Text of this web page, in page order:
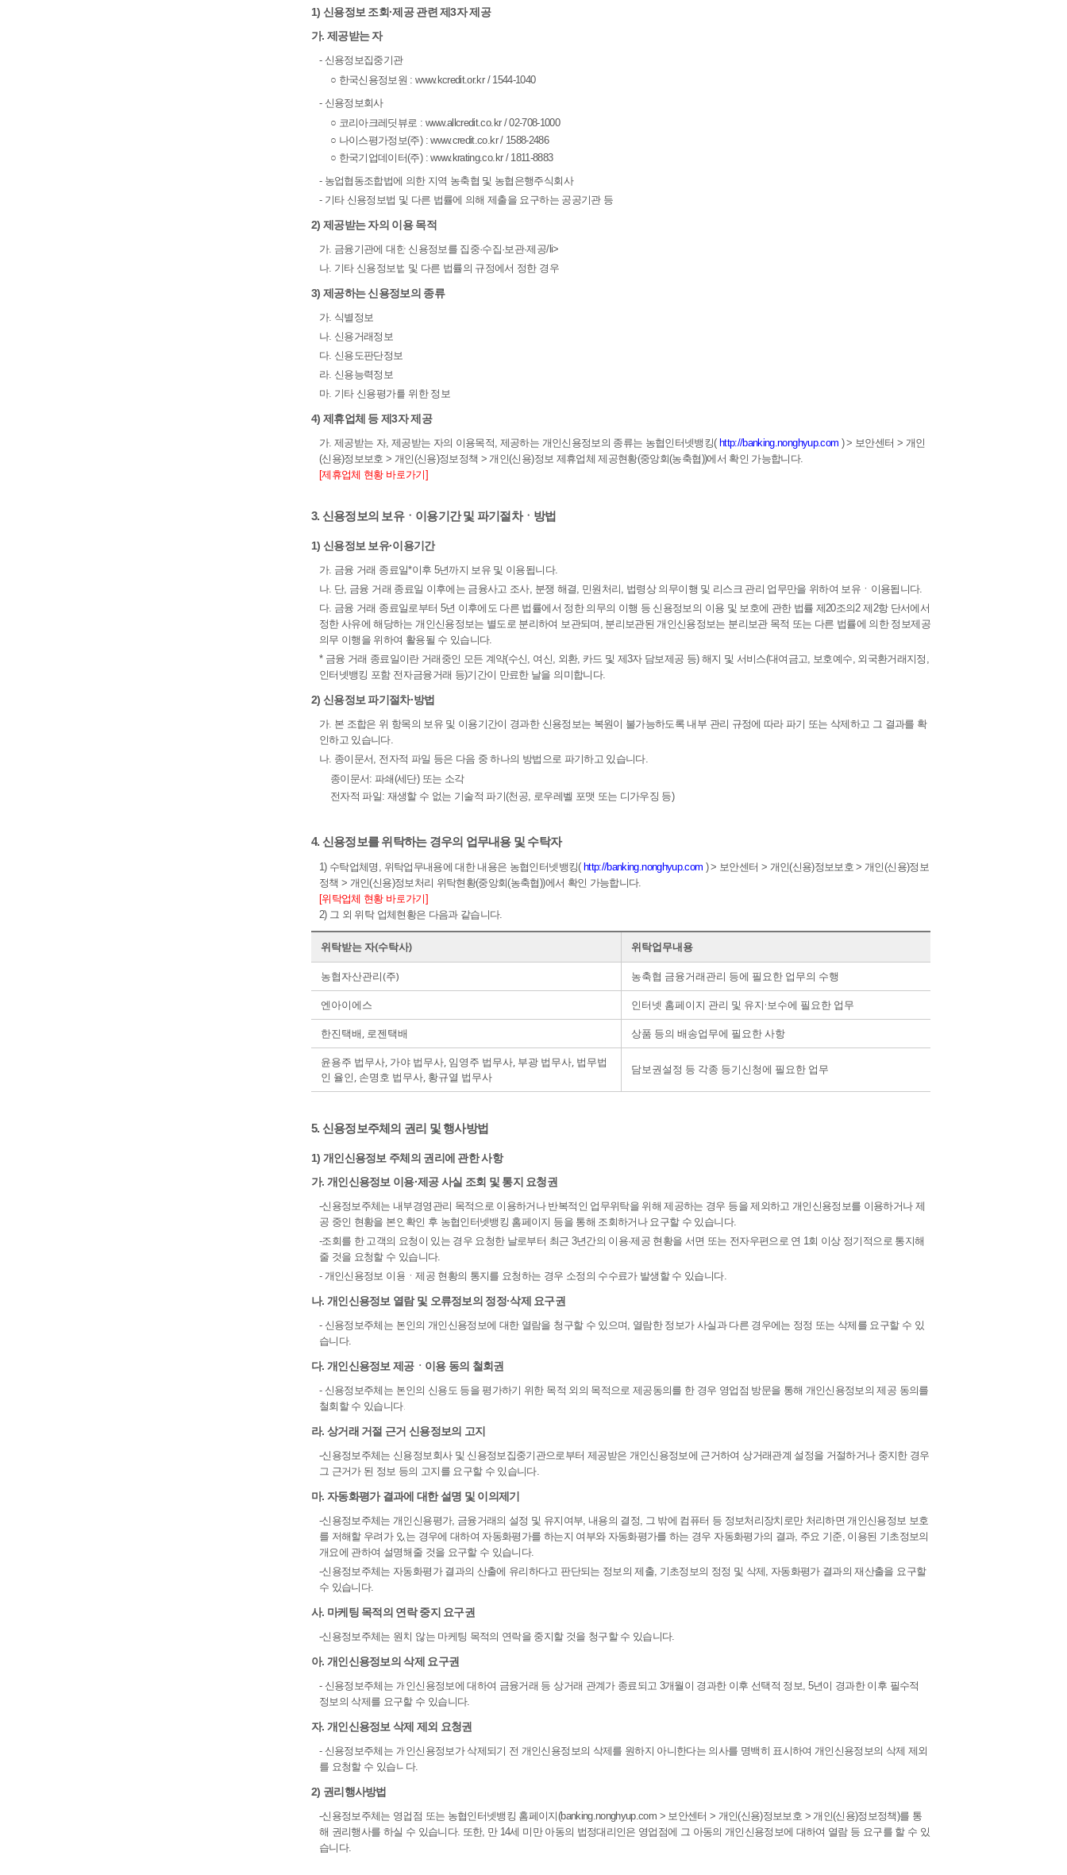
1) 신용정보 조회·제공 관련 제3자 제공
가. 제공받는 자
- 신용정보집중기관
○ 한국신용정보원 : www.kcredit.or.kr / 1544-1040
- 신용정보회사
○ 코리아크레딧뷰로 : www.allcredit.co.kr / 02-708-1000
○ 나이스평가정보(주) : www.credit.co.kr / 1588-2486
○ 한국기업데이터(주) : www.krating.co.kr / 1811-8883
- 농업협동조합법에 의한 지역 농축협 및 농협은행주식회사
- 기타 신용정보법 및 다른 법률에 의해 제출을 요구하는 공공기관 등
2) 제공받는 자의 이용 목적
가. 금융기관에 대한 신용정보를 집중·수집·보관·제공/li>
나. 기타 신용정보법 및 다른 법률의 규정에서 정한 경우
3) 제공하는 신용정보의 종류
가. 식별정보
나. 신용거래정보
다. 신용도판단정보
라. 신용능력정보
마. 기타 신용평가를 위한 정보
4) 제휴업체 등 제3자 제공
가. 제공받는 자, 제공받는 자의 이용목적, 제공하는 개인신용정보의 종류는 농협인터넷뱅킹( http://banking.nonghyup.com ) > 보안센터 > 개인
(신용)정보보호 > 개인(신용)정보정책 > 개인(신용)정보 제휴업체 제공현황(중앙회(농축협))에서 확인 가능합니다.
[제휴업체 현황 바로가기]
3. 신용정보의 보유ㆍ이용기간 및 파기절차ㆍ방법
1) 신용정보 보유·이용기간
가. 금융 거래 종료일*이후 5년까지 보유 및 이용됩니다.
나. 단, 금융 거래 종료일 이후에는 금융사고 조사, 분쟁 해결, 민원처리, 법령상 의무이행 및 리스크 관리 업무만을 위하여 보유ㆍ이용됩니다.
다. 금융 거래 종료일로부터 5년 이후에도 다른 법률에서 정한 의무의 이행 등 신용정보의 이용 및 보호에 관한 법률 제20조의2 제2항 단서에서
정한 사유에 해당하는 개인신용정보는 별도로 분리하여 보관되며, 분리보관된 개인신용정보는 분리보관 목적 또는 다른 법률에 의한 정보제공
의무 이행을 위하여 활용될 수 있습니다.
* 금융 거래 종료일이란 거래중인 모든 계약(수신, 여신, 외환, 카드 및 제3자 담보제공 등) 해지 및 서비스(대여금고, 보호예수, 외국환거래지정,
인터넷뱅킹 포함 전자금융거래 등)기간이 만료한 날을 의미합니다.
2) 신용정보 파기절차·방법
가. 본 조합은 위 항목의 보유 및 이용기간이 경과한 신용정보는 복원이 불가능하도록 내부 관리 규정에 따라 파기 또는 삭제하고 그 결과를 확
인하고 있습니다.
나. 종이문서, 전자적 파일 등은 다음 중 하나의 방법으로 파기하고 있습니다.
종이문서: 파쇄(세단) 또는 소각
전자적 파일: 재생할 수 없는 기술적 파기(천공, 로우레벨 포맷 또는 디가우징 등)
4. 신용정보를 위탁하는 경우의 업무내용 및 수탁자
1) 수탁업체명, 위탁업무내용에 대한 내용은 농협인터넷뱅킹( http://banking.nonghyup.com ) > 보안센터 > 개인(신용)정보보호 > 개인(신용)정보
정책 > 개인(신용)정보처리 위탁현황(중앙회(농축협))에서 확인 가능합니다.
[위탁업체 현황 바로가기]
2) 그 외 위탁 업체현황은 다음과 같습니다.
위탁받는 자(수탁사) 위탁업무내용
농협자산관리(주)
농축협 금융거래관리 등에 필요한 업무의 수행
엔아이에스
인터넷 홈페이지 관리 및 유지·보수에 필요한 업무
한진택배, 로젠택배
상품 등의 배송업무에 필요한 사항
윤용주 법무사, 가야 법무사, 임영주 법무사, 부광 법무사, 법무법
인 율인, 손명호 법무사, 황규열 법무사
담보권설정 등 각종 등기신청에 필요한 업무
5. 신용정보주체의 권리 및 행사방법
1) 개인신용정보 주체의 권리에 관한 사항
가. 개인신용정보 이용·제공 사실 조회 및 통지 요청권
-신용정보주체는 내부경영관리 목적으로 이용하거나 반복적인 업무위탁을 위해 제공하는 경우 등을 제외하고 개인신용정보를 이용하거나 제
공 중인 현황을 본인확인 후 농협인터넷뱅킹 홈페이지 등을 통해 조회하거나 요구할 수 있습니다.
-조회를 한 고객의 요청이 있는 경우 요청한 날로부터 최근 3년간의 이용·제공 현황을 서면 또는 전자우편으로 연 1회 이상 정기적으로 통지해
줄 것을 요청할 수 있습니다.
- 개인신용정보 이용ㆍ제공 현황의 통지를 요청하는 경우 소정의 수수료가 발생할 수 있습니다.
나. 개인신용정보 열람 및 오류정보의 정정·삭제 요구권
- 신용정보주체는 본인의 개인신용정보에 대한 열람을 청구할 수 있으며, 열람한 정보가 사실과 다른 경우에는 정정 또는 삭제를 요구할 수 있
습니다.
다. 개인신용정보 제공ㆍ이용 동의 철회권
- 신용정보주체는 본인의 신용도 등을 평가하기 위한 목적 외의 목적으로 제공동의를 한 경우 영업점 방문을 통해 개인신용정보의 제공 동의를
철회할 수 있습니다.
라. 상거래 거절 근거 신용정보의 고지
-신용정보주체는 신용정보회사 및 신용정보집중기관으로부터 제공받은 개인신용정보에 근거하여 상거래관계 설정을 거절하거나 중지한 경우
그 근거가 된 정보 등의 고지를 요구할 수 있습니다.
마. 자동화평가 결과에 대한 설명 및 이의제기
-신용정보주체는 개인신용평가, 금융거래의 설정 및 유지여부, 내용의 결정, 그 밖에 컴퓨터 등 정보처리장치로만 처리하면 개인신용정보 보호
를 저해할 우려가 있는 경우에 대하여 자동화평가를 하는지 여부와 자동화평가를 하는 경우 자동화평가의 결과, 주요 기준, 이용된 기초정보의
개요에 관하여 설명해줄 것을 요구할 수 있습니다.
-신용정보주체는 자동화평가 결과의 산출에 유리하다고 판단되는 정보의 제출, 기초정보의 정정 및 삭제, 자동화평가 결과의 재산출을 요구할
수 있습니다.
사. 마케팅 목적의 연락 중지 요구권
-신용정보주체는 원치 않는 마케팅 목적의 연락을 중지할 것을 청구할 수 있습니다.
아. 개인신용정보의 삭제 요구권
- 신용정보주체는 개인신용정보에 대하여 금융거래 등 상거래 관계가 종료되고 3개월이 경과한 이후 선택적 정보, 5년이 경과한 이후 필수적
정보의 삭제를 요구할 수 있습니다.
자. 개인신용정보 삭제 제외 요청권
- 신용정보주체는 개인신용정보가 삭제되기 전 개인신용정보의 삭제를 원하지 아니한다는 의사를 명백히 표시하여 개인신용정보의 삭제 제외
를 요청할 수 있습니다.
2) 권리행사방법
-신용정보주체는 영업점 또는 농협인터넷뱅킹 홈페이지(banking.nonghyup.com > 보안센터 > 개인(신용)정보보호 > 개인(신용)정보정책)를 통
해 권리행사를 하실 수 있습니다. 또한, 만 14세 미만 아동의 법정대리인은 영업점에 그 아동의 개인신용정보에 대하여 열람 등 요구를 할 수 있
습니다.